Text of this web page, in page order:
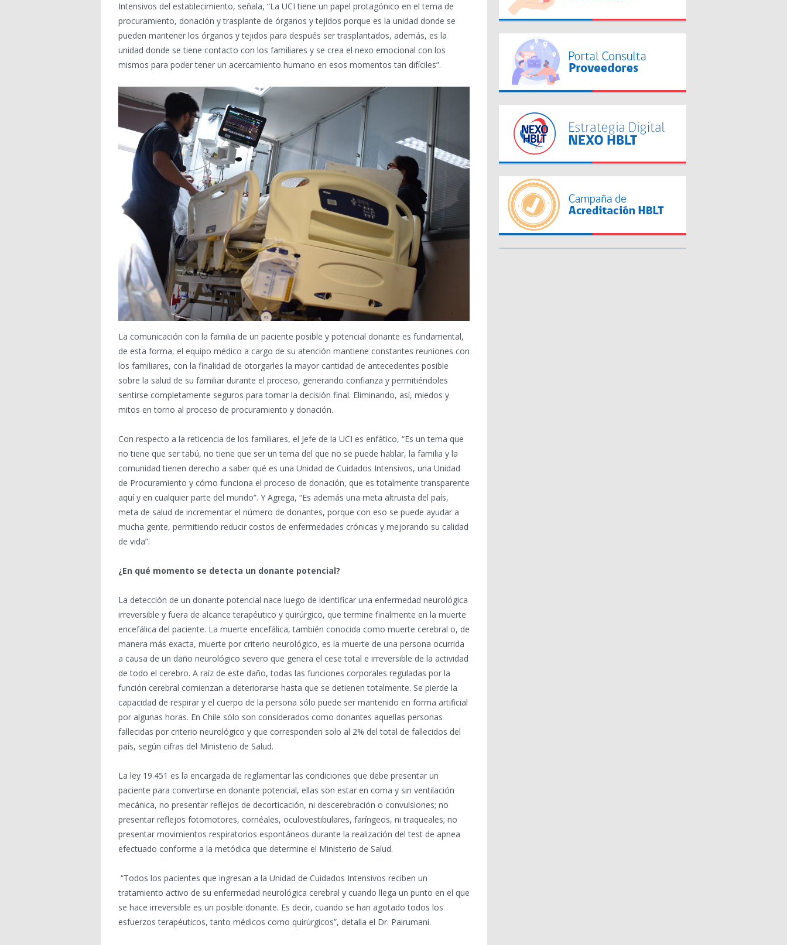
Intensivos del establecimiento, señala, “La UCI tiene un papel protagónico en el tema de
procuramiento, donación y trasplante de órganos y tejidos porque es la unidad donde se
pueden mantener los órganos y tejidos para después ser trasplantados, además, es la
unidad donde se tiene contacto con los familiares y se crea el nexo emocional con los
mismos para poder tener un acercamiento humano en esos momentos tan difíciles”.
La comunicación con la familia de un paciente posible y potencial donante es fundamental,
de esta forma, el equipo médico a cargo de su atención mantiene constantes reuniones con
los familiares, con la finalidad de otorgarles la mayor cantidad de antecedentes posible
sobre la salud de su familiar durante el proceso, generando confianza y permitiéndoles
sentirse completamente seguros para tomar la decisión final. Eliminando, así, miedos y
mitos en torno al proceso de procuramiento y donación.
Con respecto a la reticencia de los familiares, el Jefe de la UCI es enfático, “Es un tema que
no tiene que ser tabú, no tiene que ser un tema del que no se puede hablar, la familia y la
comunidad tienen derecho a saber qué es una Unidad de Cuidados Intensivos, una Unidad
de Procuramiento y cómo funciona el proceso de donación, que es totalmente transparente
aquí y en cualquier parte del mundo”. Y Agrega, “Es además una meta altruista del país,
meta de salud de incrementar el número de donantes, porque con eso se puede ayudar a
mucha gente, permitiendo reducir costos de enfermedades crónicas y mejorando su calidad
de vida”.
¿En qué momento se detecta un donante potencial?
La detección de un donante potencial nace luego de identificar una enfermedad neurológica
irreversible y fuera de alcance terapéutico y quirúrgico, que termine finalmente en la muerte
encefálica del paciente. La muerte encefálica, también conocida como muerte cerebral o, de
manera más exacta, muerte por criterio neurológico, es la muerte de una persona ocurrida
a causa de un daño neurológico severo que genera el cese total e irreversible de la actividad
de todo el cerebro. A raíz de este daño, todas las funciones corporales reguladas por la
función cerebral comienzan a deteriorarse hasta que se detienen totalmente. Se pierde la
capacidad de respirar y el cuerpo de la persona sólo puede ser mantenido en forma artificial
por algunas horas. En Chile sólo son considerados como donantes aquellas personas
fallecidas por criterio neurológico y que corresponden solo al 2% del total de fallecidos del
país, según cifras del Ministerio de Salud.
La ley 19.451 es la encargada de reglamentar las condiciones que debe presentar un
paciente para convertirse en donante potencial, ellas son estar en coma y sin ventilación
mecánica, no presentar reflejos de decorticación, ni descerebración o convulsiones; no
presentar reflejos fotomotores, cornéales, oculovestibulares, faríngeos, ni traqueales; no
presentar movimientos respiratorios espontáneos durante la realización del test de apnea
efectuado conforme a la metódica que determine el Ministerio de Salud.
“Todos los pacientes que ingresan a la Unidad de Cuidados Intensivos reciben un
tratamiento activo de su enfermedad neurológica cerebral y cuando llega un punto en el que
se hace irreversible es un posible donante. Es decir, cuando se han agotado todos los
esfuerzos terapéuticos, tanto médicos como quirúrgicos”, detalla el Dr. Pairumani.